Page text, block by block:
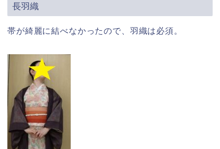
長羽織
帯が綺麗に結べなかったので、羽織は必須。